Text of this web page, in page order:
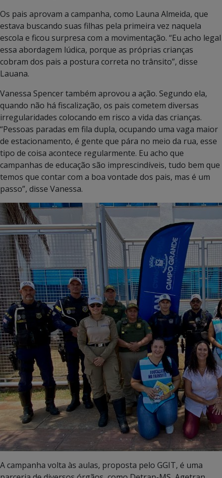
Os pais aprovam a campanha, como Launa Almeida, que
estava buscando suas filhas pela primeira vez naquela
escola e ficou surpresa com a movimentação. “Eu acho legal
essa abordagem lúdica, porque as próprias crianças
cobram dos pais a postura correta no trânsito”, disse
Lauana.
Vanessa Spencer também aprovou a ação. Segundo ela,
quando não há fiscalização, os pais cometem diversas
irregularidades colocando em risco a vida das crianças.
“Pessoas paradas em fila dupla, ocupando uma vaga maior
de estacionamento, é gente que pára no meio da rua, esse
tipo de coisa acontece regularmente. Eu acho que
campanhas de educação são imprescindíveis, tudo bem que
temos que contar com a boa vontade dos pais, mas é um
passo”, disse Vanessa.
A campanha volta às aulas, proposta pelo GGIT, é uma